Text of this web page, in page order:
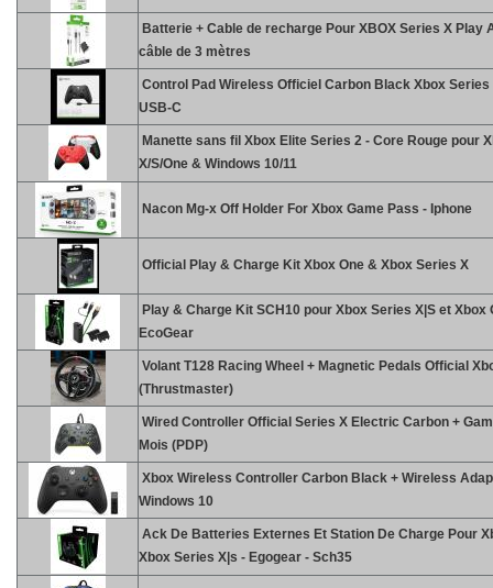
Batterie + Cable de recharge Pour XBOX Series X Play
câble de 3 mètres
Control Pad Wireless Officiel Carbon Black Xbox Series
USB-C
Manette sans fil Xbox Elite Series 2 - Core Rouge pour
X/S/One & Windows 10/11
Nacon Mg-x Off Holder For Xbox Game Pass - Iphone
Official Play & Charge Kit Xbox One & Xbox Series X
Play & Charge Kit SCH10 pour Xbox Series X|S et Xbox
EcoGear
Volant T128 Racing Wheel + Magnetic Pedals Official
(Thrustmaster)
Wired Controller Official Series X Electric Carbon +
Mois (PDP)
Xbox Wireless Controller Carbon Black + Wireless
Windows 10
Ack De Batteries Externes Et Station De Charge Pour
Xbox Series X|s - Egogear - Sch35